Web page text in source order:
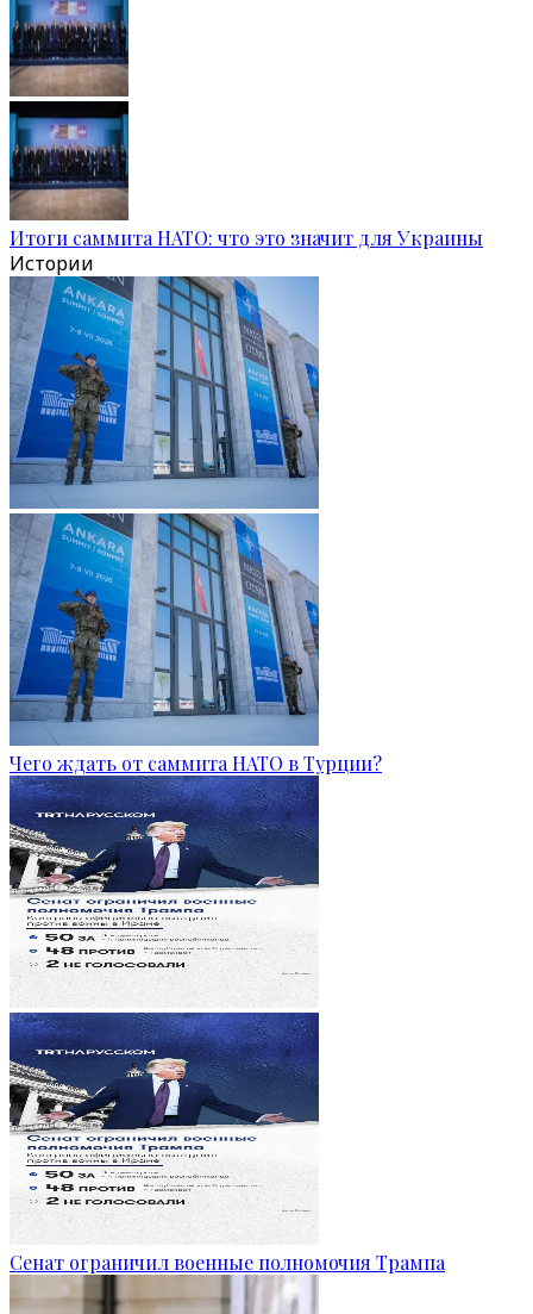
Итоги саммита НАТО: что это значит для Украины
Истории
Чего ждать от саммита НАТО в Турции?
Сенат ограничил военные полномочия Трампа